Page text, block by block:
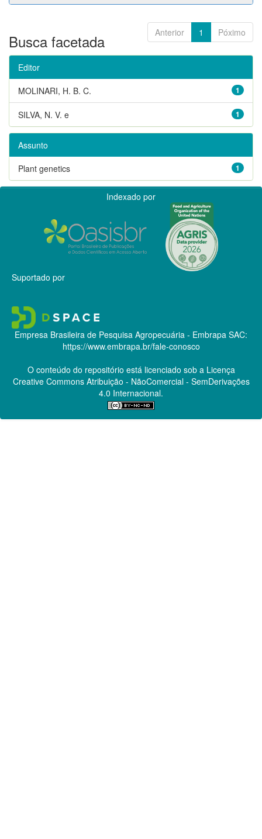
Anterior 1 Póximo
Busca facetada
Editor
1
MOLINARI, H. B. C.
1
SILVA, N. V. e
Assunto
1
Plant genetics
Indexado por
Suportado por
Empresa Brasileira de Pesquisa Agropecuária - Embrapa SAC:
https://www.embrapa.br/fale-conosco
O conteúdo do repositório está licenciado sob a Licença
Creative CommonsAtribuição - NãoComercial - SemDerivações
4.0 Internacional.